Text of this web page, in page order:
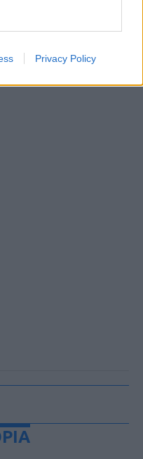
Privacy Policy
και στο Instagram